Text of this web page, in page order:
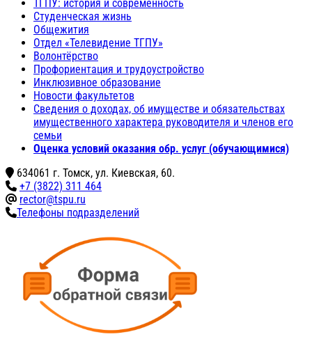
ТГПУ: история и современность
Студенческая жизнь
Общежития
Отдел «Телевидение ТГПУ»
Волонтёрство
Профориентация и трудоустройство
Инклюзивное образование
Новости факультетов
Сведения о доходах, об имуществе и обязательствах
имущественного характера руководителя и членов его
семьи
Оценка условий оказания обр. услуг (обучающимися)
634061 г. Томск, ул. Киевская, 60.
+7 (3822) 311 464
rector@tspu.ru
Телефоны подразделений